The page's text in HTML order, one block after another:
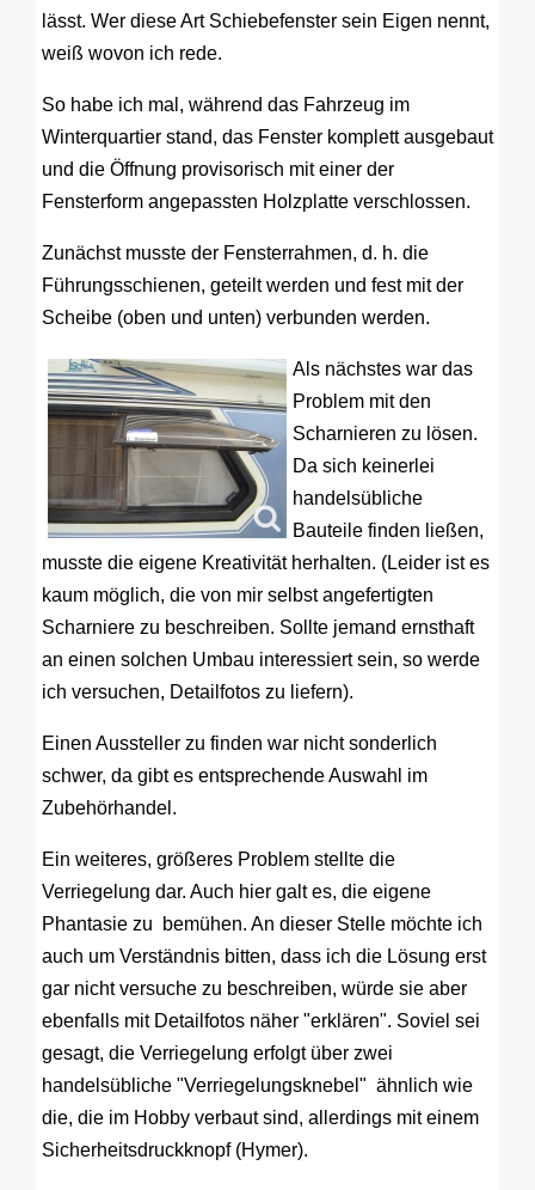
lässt. Wer diese Art Schiebefenster sein Eigen nennt,
weiß wovon ich rede.
So habe ich mal, während das Fahrzeug im
Winterquartier stand, das Fenster komplett ausgebaut
und die Öffnung provisorisch mit einer der
Fensterform angepassten Holzplatte verschlossen.
Zunächst musste der Fensterrahmen, d. h. die
Führungsschienen, geteilt werden und fest mit der
Scheibe (oben und unten) verbunden werden.
Als nächstes war das
Problem mit den
Scharnieren zu lösen.
Da sich keinerlei
handelsübliche
Bauteile finden ließen,
musste die eigene Kreativität herhalten. (Leider ist es
kaum möglich, die von mir selbst angefertigten
Scharniere zu beschreiben. Sollte jemand ernsthaft
an einen solchen Umbau interessiert sein, so werde
ich versuchen, Detailfotos zu liefern).
Einen Aussteller zu finden war nicht sonderlich
schwer, da gibt es entsprechende Auswahl im
Zubehörhandel.
Ein weiteres, größeres Problem stellte die
Verriegelung dar. Auch hier galt es, die eigene
Phantasie zu bemühen. An dieser Stelle möchte ich
auch um Verständnis bitten, dass ich die Lösung erst
gar nicht versuche zu beschreiben, würde sie aber
ebenfalls mit Detailfotos näher "erklären". Soviel sei
gesagt, die Verriegelung erfolgt über zwei
handelsübliche "Verriegelungsknebel" ähnlich wie
die, die im Hobby verbaut sind, allerdings mit einem
Sicherheitsdruckknopf (Hymer).